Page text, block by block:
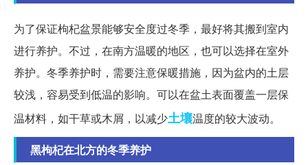
为了保证枸杞盆景能够安全度过冬季，最好将其搬到室内
进行养护。不过，在南方温暖的地区，也可以选择在室外
养护。冬季养护时，需要注意保暖措施，因为盆内的土层
较浅，容易受到低温的影响。可以在盆土表面覆盖一层保
温材料，如干草或木屑，以减少土壤温度的较大波动。
黑枸杞在北方的冬季养护